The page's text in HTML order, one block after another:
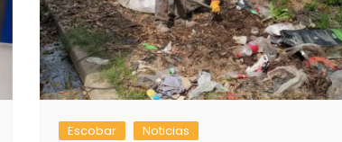
Escobar Noticias